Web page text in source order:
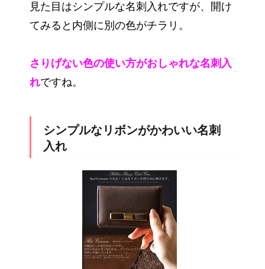
見た目はシンプルな名刺入れですが、開け
てみると内側に別の色がチラリ。
さりげない色の使い方がおしゃれな名刺入
れですね。
シンプルなリボンがかわいい名刺
入れ